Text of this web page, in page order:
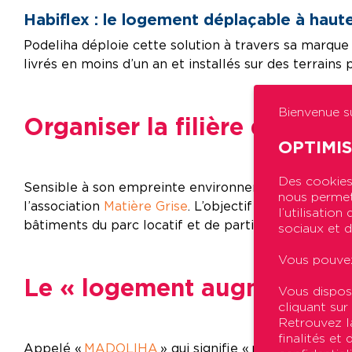
Habiflex : le logement déplaçable à
Podeliha déploie cette solution à travers sa
livrés en moins d’un an et installés sur des
Organiser la filière de
Sensible à son empreinte environnementale,
l’association Matière Grise. L’objectif est de mettre
bâtiments du parc locatif et de participer à la mise
Le « logement augmenté »
Appelé « MADOLIHA » qui signifie « pour un
Bienvenue
Des
nous
l’utilisation
sociaux et
Vous
Vous
cliquant
Retrouvez
finalités et